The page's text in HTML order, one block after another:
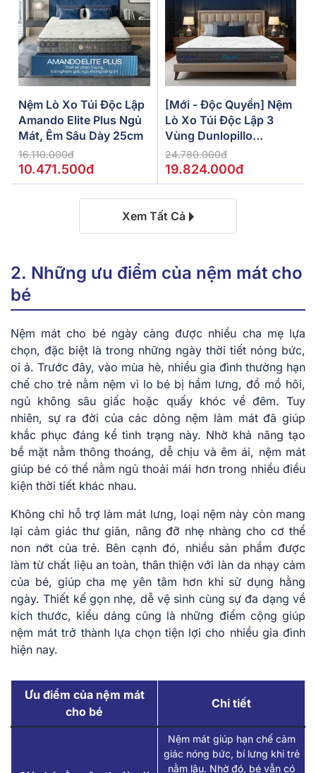
Nệm Lò Xo Túi Độc Lập
Amando Elite Plus Ngủ
Mát, Êm Sâu Dày 25cm
16.110.000đ
10.471.500đ
[Mới - Độc Quyền] Nệm
Lò Xo Túi Độc Lập 3
Vùng Dunlopillo
De.Stress Powerful
24.780.000đ
19.824.000đ
Xem Tất Cả
2. Những ưu điểm của nệm mát cho
bé
Nệm mát cho bé ngày càng được nhiều cha mẹ lựa
chọn, đặc biệt là trong những ngày thời tiết nóng bức,
oi ả. Trước đây, vào mùa hè, nhiều gia đình thường hạn
chế cho trẻ nằm nệm vì lo bé bị hầm lưng, đổ mồ hôi,
ngủ không sâu giấc hoặc quấy khóc về đêm. Tuy
nhiên, sự ra đời của các dòng nệm làm mát đã giúp
khắc phục đáng kể tình trạng này. Nhờ khả năng tạo
bề mặt nằm thông thoáng, dễ chịu và êm ái, nệm mát
giúp bé có thể nằm ngủ thoải mái hơn trong nhiều điều
kiện thời tiết khác nhau.
Không chỉ hỗ trợ làm mát lưng, loại nệm này còn mang
lại cảm giác thư giãn, nâng đỡ nhẹ nhàng cho cơ thể
non nớt của trẻ. Bên cạnh đó, nhiều sản phẩm được
làm từ chất liệu an toàn, thân thiện với làn da nhạy cảm
của bé, giúp cha mẹ yên tâm hơn khi sử dụng hằng
ngày. Thiết kế gọn nhẹ, dễ vệ sinh cùng sự đa dạng về
kích thước, kiểu dáng cũng là những điểm cộng giúp
nệm mát trở thành lựa chọn tiện lợi cho nhiều gia đình
hiện nay.
Ưu điểm của nệm mát
cho bé
Chi tiết
Nệm mát giúp hạn chế cảm
giác nóng bức, bí lưng khi trẻ
nằm lâu. Nhờ đó, bé vẫn có